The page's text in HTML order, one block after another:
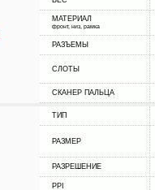
МАТЕРИАЛ
фронт, низ, рамка
РАЗЪЕМЫ
СЛОТЫ
СКАНЕР ПАЛЬЦА
ТИП
РАЗМЕР
РАЗРЕШЕНИЕ
PPI